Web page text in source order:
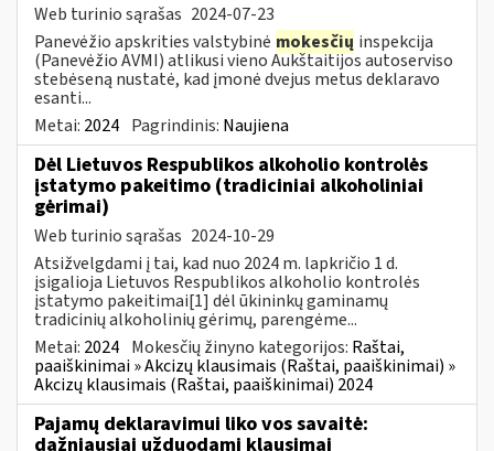
Web turinio sąrašas 2024-07-23
Panevėžio apskrities valstybinė mokesčių inspekcija
(Panevėžio AVMI) atlikusi vieno Aukštaitijos autoserviso
stebėseną nustatė, kad įmonė dvejus metus deklaravo
esanti...
Metai: 2024 Pagrindinis: Naujiena
Dėl Lietuvos Respublikos alkoholio kontrolės
įstatymo pakeitimo (tradiciniai alkoholiniai
gėrimai)
Web turinio sąrašas 2024-10-29
Atsižvelgdami į tai, kad nuo 2024 m. lapkričio 1 d.
įsigalioja Lietuvos Respublikos alkoholio kontrolės
įstatymo pakeitimai[1] dėl ūkininkų gaminamų
tradicinių alkoholinių gėrimų, parengėme...
Metai: 2024 Mokesčių žinyno kategorijos: Raštai,
paaiškinimai » Akcizų klausimais (Raštai, paaiškinimai) »
Akcizų klausimais (Raštai, paaiškinimai) 2024
Pajamų deklaravimui liko vos savaitė:
dažniausiai užduodami klausimai